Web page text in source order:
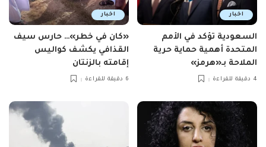
اخبار
السعودية تؤكد في الأمم
المتحدة أهمية حماية حرية
الملاحة بـ«هرمز»
4 دقيقة للقراءة
اخبار
«كان في خطر»… حارس سيف
القذافي يكشف كواليس
إقامته بالزنتان
6 دقيقة للقراءة